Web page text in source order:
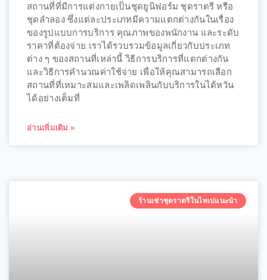
สถานที่ที่มีการแต่งกายเป็นชุดยูนิฟอร์ม ชุดราตรี หรือ
ชุดลำลอง ซึ่งแต่ละประเภทมีความแตกต่างกันในเรื่อง
ของรูปแบบการบริการ คุณภาพของพนักงาน และระดับ
ราคาที่ต้องจ่าย เราได้รวบรวมข้อมูลเกี่ยวกับประเภท
ต่าง ๆ ของสถานที่เหล่านี้ วิธีการบริการที่แตกต่างกัน
และวิธีการคำนวณค่าใช้จ่าย เพื่อให้คุณสามารถเลือก
สถานที่ที่เหมาะสมและเพลิดเพลินกับบริการในไต้หวัน
ได้อย่างเต็มที่
อ่านเพิ่มเติม »
ร้านเช่าชุดราตรีในไทเปแนะนำ